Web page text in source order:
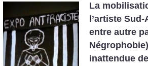
La
l’artiste
entre autre
inattendue